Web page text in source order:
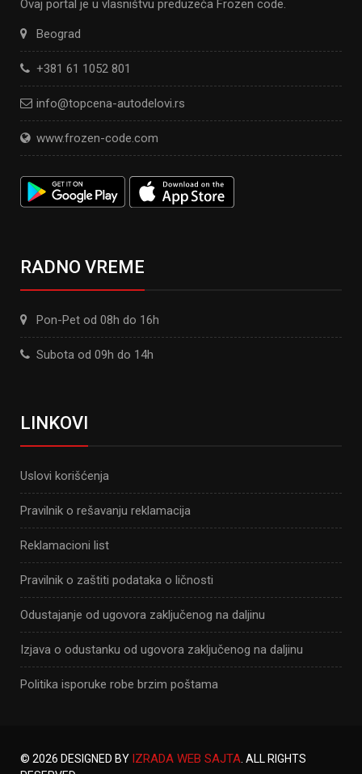
Ovaj portal je u vlasništvu preduzeća Frozen code.
Beograd
+381 61 1052 801
info@topcena-autodelovi.rs
www.frozen-code.com
RADNO VREME
Pon-Pet od 08h do 16h
Subota od 09h do 14h
LINKOVI
Uslovi korišćenja
Pravilnik o rešavanju reklamacija
Reklamacioni list
Pravilnik o zaštiti podataka o ličnosti
Odustajanje od ugovora zaključenog na daljinu
Izjava o odustanku od ugovora zaključenog na daljinu
Politika isporuke robe brzim poštama
© 2026 DESIGNED BY IZRADA WEB SAJTA . ALL RIGHTS